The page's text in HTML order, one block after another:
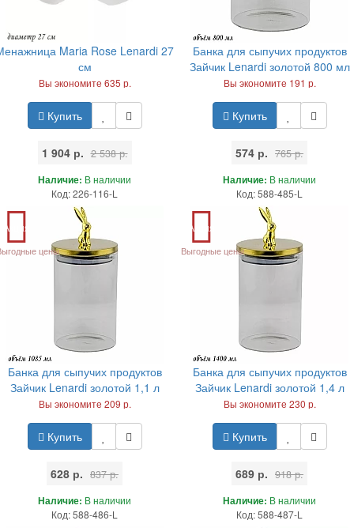
Maria Rose Lenardi 27
см
Вы экономите 635 р.
Купить
1 904 р. 2 538 р.
Наличие: В наличии
Код: 226-116-L
Банка для сыпучих продуктов
Зайчик Lenardi золотой 800 мл
Вы экономите 191 р.
Купить
574 р. 765 р.
Наличие: В наличии
Код: 588-485-L
Акция
цены
Банка для сыпучих продуктов
Зайчик Lenardi золотой 1,1 л
Вы экономите 209 р.
Купить
628 р. 837 р.
Наличие: В наличии
Код: 588-486-L
Акция
Выгодные цены
Банка для сыпучих продуктов
Зайчик Lenardi золотой 1,4 л
Вы экономите 230 р.
Купить
689 р. 918 р.
Наличие: В наличии
Код: 588-487-L